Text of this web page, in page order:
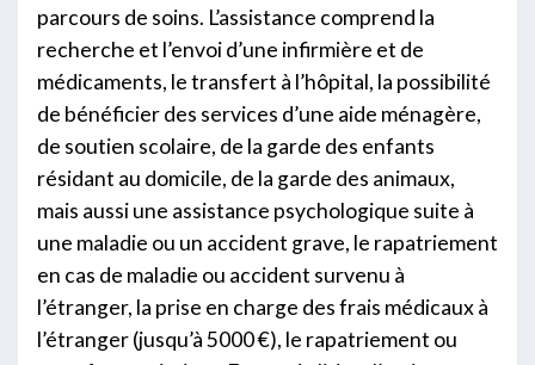
parcours de soins. L’assistance comprend la
recherche et l’envoi d’une infirmière et de
médicaments, le transfert à l’hôpital, la possibilité
de bénéficier des services d’une aide ménagère,
de soutien scolaire, de la garde des enfants
résidant au domicile, de la garde des animaux,
mais aussi une assistance psychologique suite à
une maladie ou un accident grave, le rapatriement
en cas de maladie ou accident survenu à
l’étranger, la prise en charge des frais médicaux à
l’étranger (jusqu’à 5000 €), le rapatriement ou